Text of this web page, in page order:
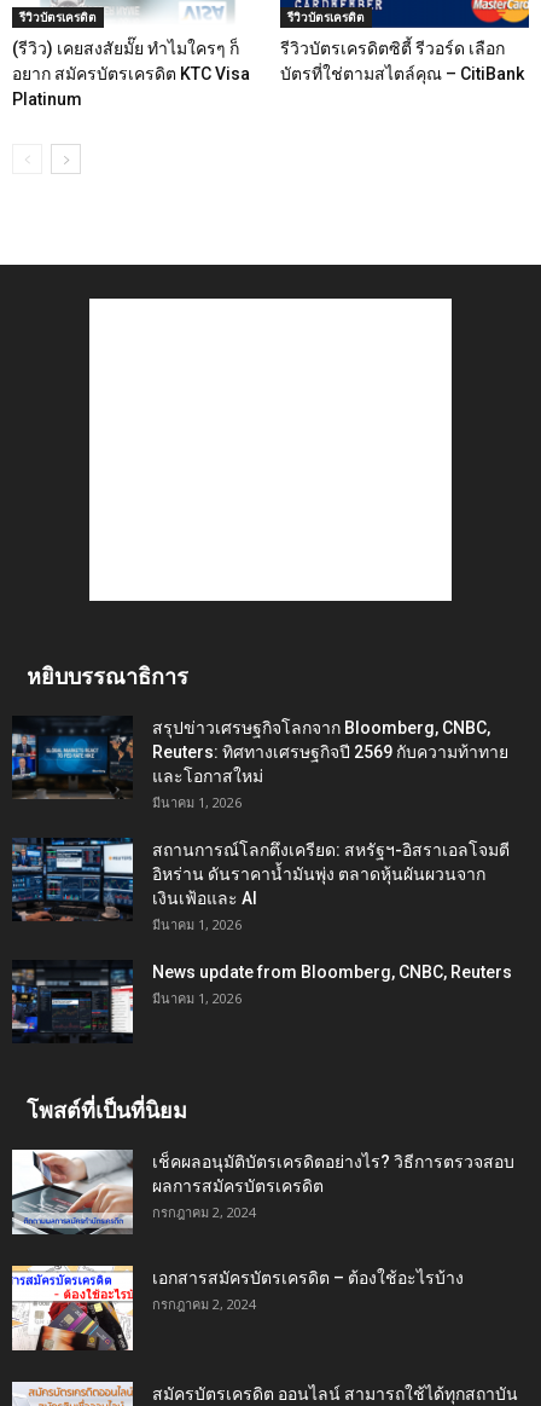
รีวิวบัตรเครดิต
(รีวิว) เคยสงสัยมั๊ย ทำไมใครๆ ก็
อยาก สมัครบัตรเครดิต KTC Visa
Platinum
รีวิวบัตรเครดิต
รีวิวบัตรเครดิตซิตี้ รีวอร์ด เลือก
บัตรที่ใช่ตามสไตล์คุณ – CitiBank
หยิบบรรณาธิการ
สรุปข่าวเศรษฐกิจโลกจาก Bloomberg, CNBC,
Reuters: ทิศทางเศรษฐกิจปี 2569 กับความท้าทาย
และโอกาสใหม่
มีนาคม 1, 2026
สถานการณ์โลกตึงเครียด: สหรัฐฯ-อิสราเอลโจมตี
อิหร่าน ดันราคาน้ำมันพุ่ง ตลาดหุ้นผันผวนจาก
เงินเฟ้อและ AI
มีนาคม 1, 2026
News update from Bloomberg, CNBC, Reuters
มีนาคม 1, 2026
โพสต์ที่เป็นที่นิยม
เช็คผลอนุมัติบัตรเครดิตอย่างไร? วิธีการตรวจสอบ
ผลการสมัครบัตรเครดิต
กรกฎาคม 2, 2024
เอกสารสมัครบัตรเครดิต – ต้องใช้อะไรบ้าง
กรกฎาคม 2, 2024
สมัครบัตรเครดิต ออนไลน์ สามารถใช้ได้ทุกสถาบัน